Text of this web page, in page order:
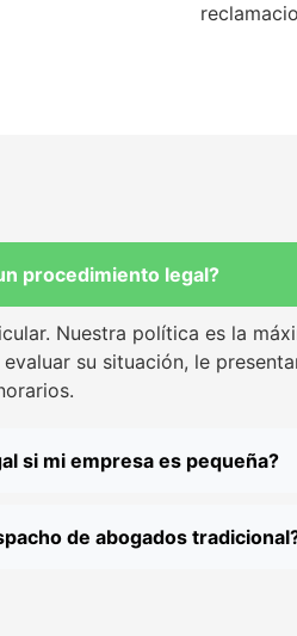
procedimiento legal?
Nuestra política es la
su situación, le
si mi empresa es pequeña?
de abogados